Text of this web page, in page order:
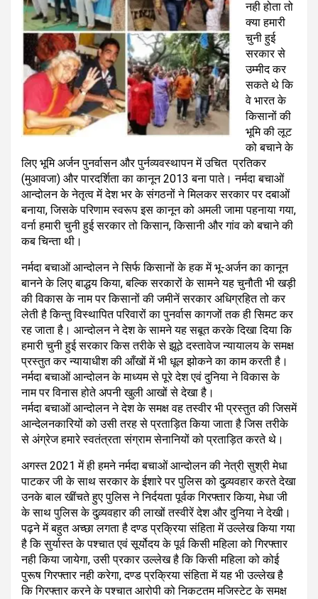
नही होता तो
क्या हमारी
चुनी हुई
सरकार से
उम्मीद कर
सकते थे कि
वे भारत के
किसानों की
भूमि की लूट
को बचाने के
लिए भूमि अर्जन पुनर्वासन और पुर्नव्यवस्थापन में उचित प्रतिकर
(मुआवजा) और पारदर्शिता का कानून 2013 बना पाते। नर्मदा बचाओं
आन्दोलन के नेतृत्व में देश भर के संगठनों ने मिलकर सरकार पर दबाओं
बनाया, जिसके परिणाम स्वरूप इस कानून को अमली जामा पहनाया गया,
वर्ना हमारी चुनी हुई सरकार तो किसान, किसानी और गांव को बचाने की
कब चिन्ता थी।
नर्मदा बचाओं आन्दोलन ने सिर्फ किसानों के हक में भू-अर्जन का कानून
बानने के लिए बाद्धय किया, बल्कि सरकारों के सामने यह चुनौती भी खड़ी
की विकास के नाम पर किसानों की जमीनें सरकार अधिग्रहित तो कर
लेती है किन्तु विस्थापित परिवारों का पुनर्वास कागजों तक ही सिमट कर
रह जाता है। आन्दोलन ने देश के सामने यह सबूत करके दिखा दिया कि
हमारी चुनी हुई सरकार किस तरीके से झूठे दस्तावेज न्यायालय के समक्ष
प्रस्तुत कर न्यायाधीश की आँखों में भी धूल झोकने का काम करती है।
नर्मदा बचाओं आन्दोलन के माध्यम से पूरे देश एवं दुनिया ने विकास के
नाम पर विनास होते अपनी खुली आखों से देखा है।
नर्मदा बचाओं आन्दोलन ने देश के समक्ष वह तस्वीर भी प्रस्तुत की जिसमें
आन्देलनकारियों को उसी तरह से प्रताड़ित किया जाता है जिस तरीके
से अंग्रेज हमारे स्वतंत्रता संग्राम सेनानियों को प्रताड़ित करते थे।
अगस्त 2021 में ही हमने नर्मदा बचाओं आन्दोलन की नेत्री सुश्री मेधा
पाटकर जी के साथ सरकार के ईशारे पर पुलिस को दुव्र्यवहार करते देखा
उनके बाल खींचते हुए पुलिस ने निर्दयता पूर्वक गिरफ्तार किया, मेधा जी
के साथ पुलिस के दुव्र्यवहार की लाखों तस्वीरें देश और दुनिया ने देखी।
पढ़ने में बहुत अच्छा लगता है दण्ड प्रक्रिया संहिता में उल्लेख किया गया
है कि सुर्यास्त के पश्चात एवं सूर्योदय के पूर्व किसी महिला को गिरफ्तार
नही किया जायेगा, उसी प्रकार उल्लेख है कि किसी महिला को कोई
पुरूष गिरफ्तार नही करेगा, दण्ड प्रक्रिया संहिता में यह भी उल्लेख है
कि गिरफ्तार करने के पश्चात आरोपी को निकटतम मजिस्टेट के समक्ष